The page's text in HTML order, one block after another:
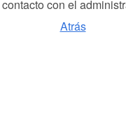
con el
Atrás